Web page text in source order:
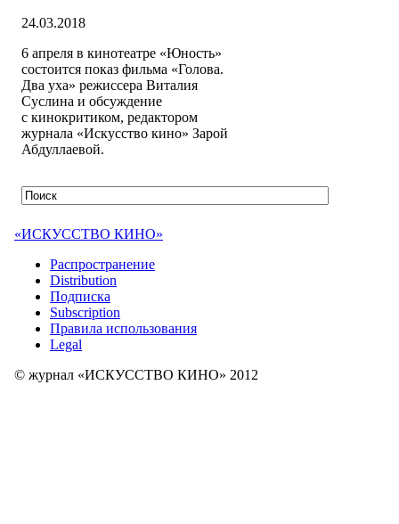
24.03.2018
6 апреля в кинотеатре «Юность»
состоится показ фильма «Голова.
Два уха» режиссера Виталия
Суслина и обсуждение
с кинокритиком, редактором
журнала «Искусство кино» Зарой
Абдуллаевой.
«ИСКУССТВО КИНО»
Распространение
Distribution
Подписка
Subscription
Правила использования
Legal
© журнал «ИСКУССТВО КИНО» 2012